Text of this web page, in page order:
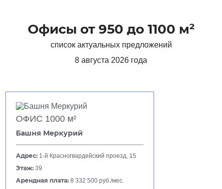
Офисы от 950 до 1100 м²
список актуальных предложений
8 августа 2026 года
ОФИС 1000 м²
Башня Меркурий
Адрес: 1-й Красногвардейский проезд, 15
Этаж: 39
Арендная плата: 8 332 500 руб./мес.